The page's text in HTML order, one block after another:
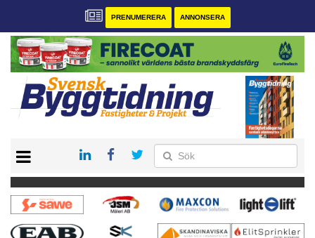
PRENUMERERA ANNONSERA
PRENUMERERA
VÅRA ANDRA MAGASIN
ANNONSERA